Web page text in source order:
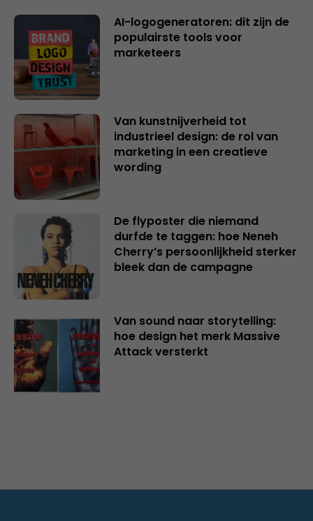
AI-logogeneratoren: dit zijn de
populairste tools voor
marketeers
Van kunstnijverheid tot
industrieel design: de rol van
marketing in een creatieve
wording
De flyposter die niemand
durfde te taggen: hoe Neneh
Cherry’s persoonlijkheid sterker
bleek dan de campagne
Van sound naar storytelling:
hoe design het merk Massive
Attack versterkt